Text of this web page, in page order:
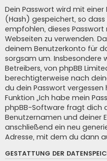
Dein Passwort wird mit
(Hash) gespeichert, so
empfohlen, dieses
Webseiten zu verwenden.
deinem Benutzerkonto für
sorgsam um. Insbesondere
Betreibers, von phpBB
berechtigterweise nach
du dein Passwort
Funktion „Ich habe mein
phpBB-Software fragt dich
Benutzernamen und deiner
anschließend ein neu
Adresse, mit dem du dann
GESTATTUNG DER